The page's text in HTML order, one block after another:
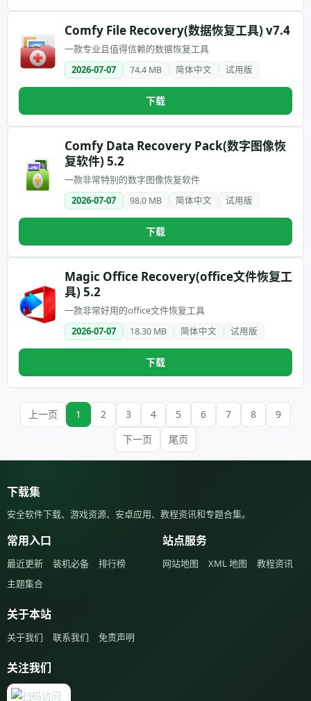
Comfy File Recovery(数据恢复工具) v7.4
一款专业且值得信赖的数据恢复工具
2026-07-07
74.4 MB 简体中文 试用版
下载
Comfy Data Recovery Pack(数字图像恢
复软件) 5.2
一款非常特别的数字图像恢复软件
2026-07-07
98.0 MB 简体中文 试用版
下载
Magic Office Recovery(office文件恢复工
具) 5.2
一款非常好用的office文件恢复工具
2026-07-07
18.30 MB 简体中文 试用版
下载
上一页 1 2 3 4 5 6 7 8
9
下一页
尾页
下载集
安全软件下载、游戏资源、安卓应用、教程资讯和专题合集。
常用入口
最近更新 装机必备
排行榜
主题集合
站点服务
网站地图 XML 地图 教程资讯
关于本站
关于我们 联系我们 免责声明
关注我们